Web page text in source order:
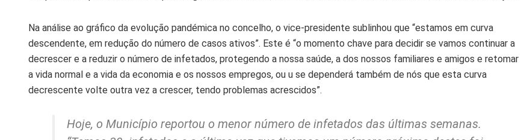
Na análise ao gráfico da evolução pandémica no concelho, o vice-presidente sublinhou que “estamos em curva
descendente, em redução do número de casos ativos”. Este é “o momento chave para decidir se vamos continuar a
decrescer e a reduzir o número de infetados, protegendo a nossa saúde, a dos nossos familiares e amigos e retomar
a vida normal e a vida da economia e os nossos empregos, ou u se dependerá também de nós que esta curva
decrescente volte outra vez a crescer, tendo problemas acrescidos”.
Hoje, o Município reportou o menor número de infetados das últimas semanas.